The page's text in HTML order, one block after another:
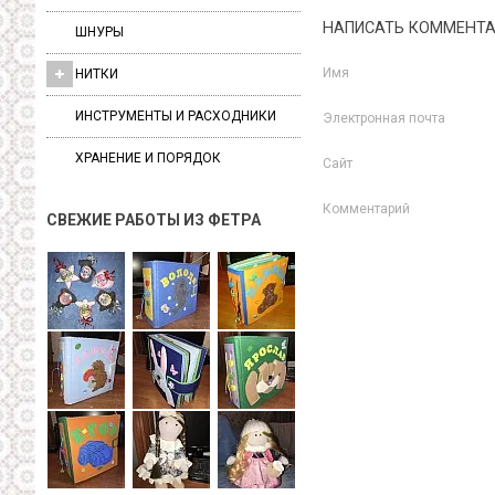
ШНУРЫ
НИТКИ
ИНСТРУМЕНТЫ И РАСХОДНИКИ
ХРАНЕНИЕ И ПОРЯДОК
СВЕЖИЕ РАБОТЫ ИЗ ФЕТРА
НАПИСАТЬ
Имя
Электронная почта
Сайт
Комментарий